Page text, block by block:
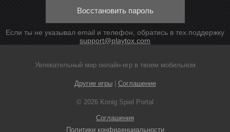
Восстановить пароль
Если ты не указывал email и телефон, обратись в тех.поддержку
support@playtox.com
Увлекательный мир онлайн-игр в твоем мобильном
Другие игры| Соглашение
© 2026 Konig Spiel Portal
Соглашения
Политики конфиденциальности